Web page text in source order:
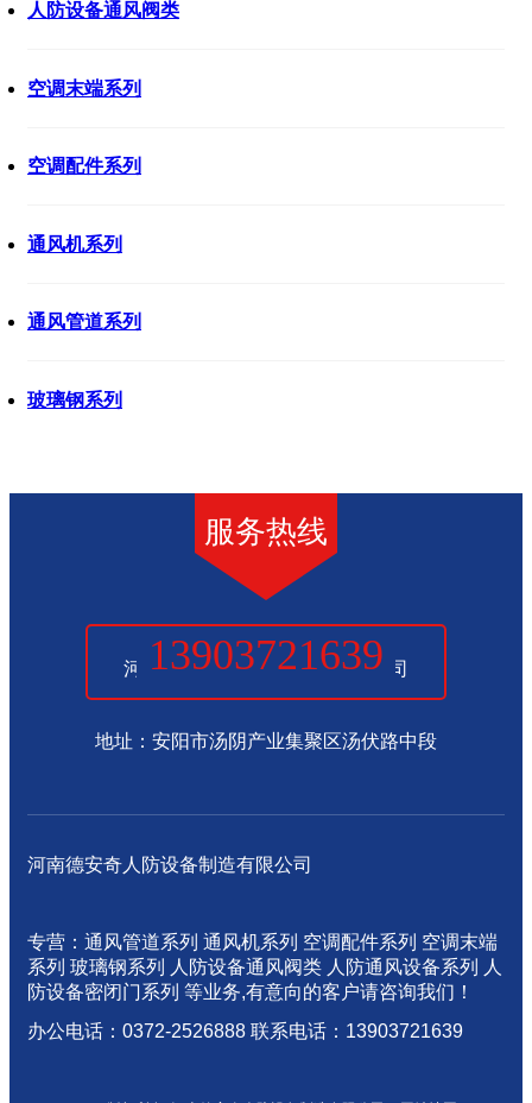
人防设备通风阀类
空调末端系列
空调配件系列
通风机系列
通风管道系列
玻璃钢系列
服务热线
河南德安奇人防设备制造有限公司
13903721639
地址：安阳市汤阴产业集聚区汤伏路中段
河南德安奇人防设备制造有限公司
专营：通风管道系列 通风机系列 空调配件系列 空调末端
系列 玻璃钢系列 人防设备通风阀类 人防通风设备系列 人
防设备密闭门系列 等业务,有意向的客户请咨询我们！
办公电话：0372-2526888 联系电话：13903721639